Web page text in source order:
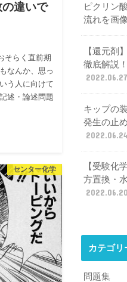
違いで
そらく直前期
なんか、思っ
う人に向けて
述・論述問題
センター化学
ピクリン
流れを画
【還元剤
徹底解説
2022.06.27
キップの
発生の止
2022.06.24
【受験化
方置換・
2022.06.20
カテゴリ
問題集